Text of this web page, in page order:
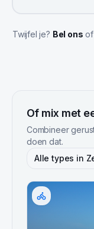
Twijfel je? Bel ons
Of mix met
Combineer
doen dat.
Alle types in